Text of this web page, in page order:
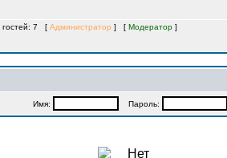
гостей: 7 [ Администратор ] [ Модератор ]
Имя: Пароль: